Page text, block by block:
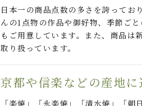
日本一の商品点数の多さを誇ってお
んの1点物の作品や御好物、季節ご
もご用意しています。また、商品は
取り扱っています。
京都や信楽などの産地に
「楽焼」「永楽焼」「清水焼」「朝